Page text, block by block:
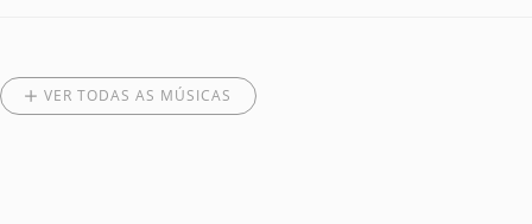
VER TODAS AS MÚSICAS